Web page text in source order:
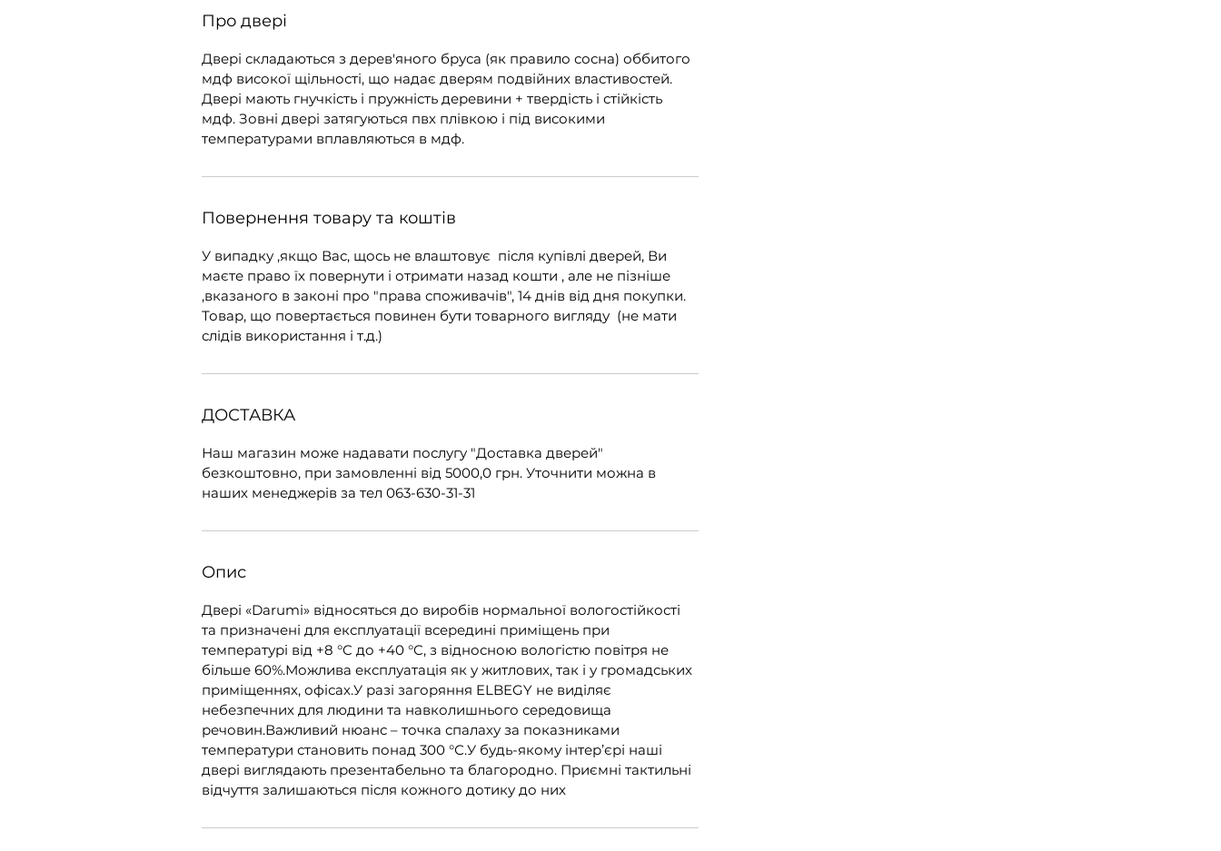
Про двері
Двері складаються з дерев'яного бруса (як правило сосна) оббитого
мдф високої щільності, що надає дверям подвійних властивостей.
Двері мають гнучкість і пружність деревини + твердість і стійкість
мдф. Зовні двері затягуються пвх плівкою і під високими
температурами вплавляються в мдф.
Повернення товару та коштів
У випадку ,якщо Вас, щось не влаштовує після купівлі дверей, Ви
маєте право їх повернути і отримати назад кошти , але не пізніше
,вказаного в законі про "права споживачів", 14 днів від дня покупки.
Товар, що повертається повинен бути товарного вигляду (не мати
слідів використання і т.д.)
ДОСТАВКА
Наш магазин може надавати послугу "Доставка дверей"
безкоштовно, при замовленні від 5000,0 грн. Уточнити можна в
наших менеджерів за тел 063-630-31-31
Опис
Двері «Darumi» відносяться до виробів нормальної вологостійкості
та призначені для експлуатації всередині приміщень при
температурі від +8 °C до +40 °C, з відносною вологістю повітря не
більше 60%.Можлива експлуатація як у житлових, так і у громадських
приміщеннях, офісах.У разі загоряння ELBEGY не виділяє
небезпечних для людини та навколишнього середовища
речовин.Важливий нюанс – точка спалаху за показниками
температури становить понад 300 °С.У будь-якому інтер’єрі наші
двері виглядають презентабельно та благородно. Приємні тактильні
відчуття залишаються після кожного дотику до них